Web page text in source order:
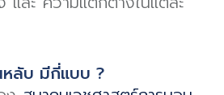
หลับ มีกี่แบบ ?